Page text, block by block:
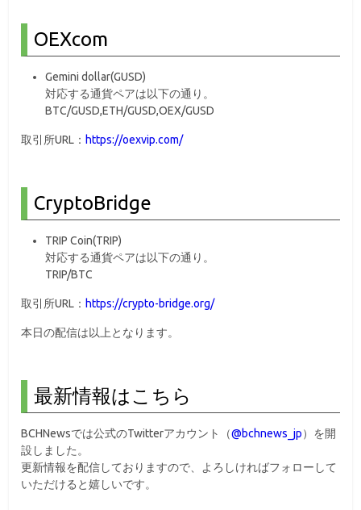
OEXcom
Gemini dollar(GUSD)
対応する通貨ペアは以下の通り。
BTC/GUSD,ETH/GUSD,OEX/GUSD
取引所URL： https://oexvip.com/
CryptoBridge
TRIP Coin(TRIP)
対応する通貨ペアは以下の通り。
TRIP/BTC
取引所URL： https://crypto-bridge.org/
本日の配信は以上となります。
最新情報はこちら
BCHNewsでは公式のTwitterアカウント（@bchnews_jp）を開
設しました。
更新情報を配信しておりますので、よろしければフォローして
いただけると嬉しいです。